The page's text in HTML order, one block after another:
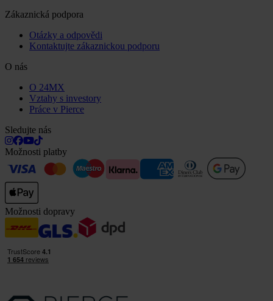
Zákaznická podpora
Otázky a odpovědi
Kontaktujte zákaznickou podporu
O nás
O 24MX
Vztahy s investory
Práce v Pierce
Sledujte nás
Možnosti platby
Možnosti dopravy